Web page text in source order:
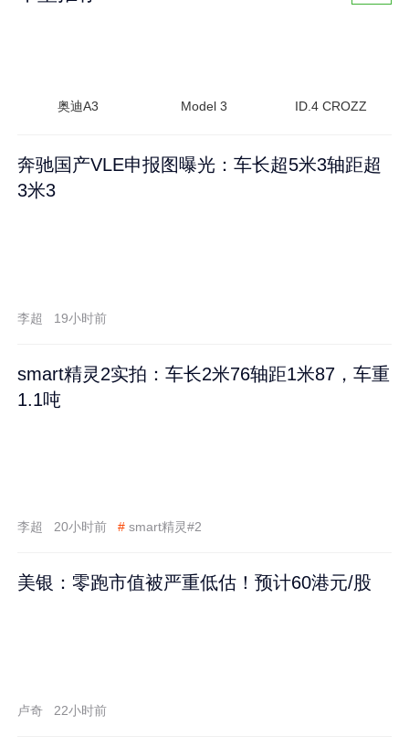
奥迪A3 Model 3 ID.4 CROZZ
奔驰国产VLE申报图曝光：车长超5米3轴距超
3米3
李超 19小时前
smart精灵2实拍：车长2米76轴距1米87，车重
1.1吨
李超 20小时前 # smart精灵#2
美银：零跑市值被严重低估！预计60港元/股
卢奇 22小时前